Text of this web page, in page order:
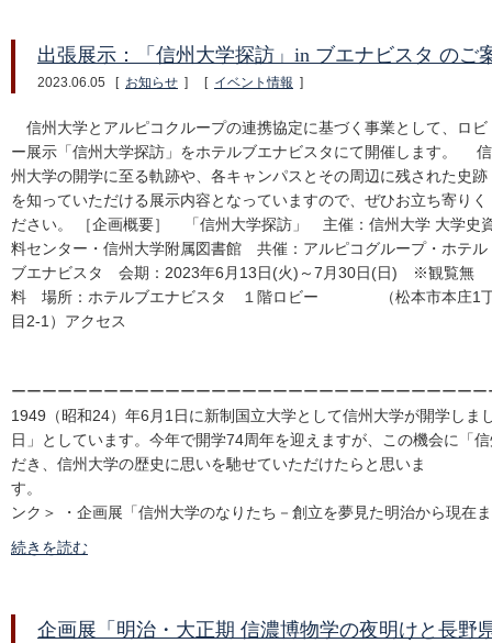
出張展示：「信州大学探訪」in ブエナビスタ のご
2023.06.05 [ お知らせ ] [ イベント情報 ]
信州大学とアルピコクループの連携協定に基づく事業として、ロビ
ー展示「信州大学探訪」をホテルブエナビスタにて開催します。 信
州大学の開学に至る軌跡や、各キャンパスとその周辺に残された史跡
を知っていただける展示内容となっていますので、ぜひお立ち寄りく
ださい。 ［企画概要］ 「信州大学探訪」 主催：信州大学 大学史
料センター・信州大学附属図書館 共催：アルピコグループ・ホテル
ブエナビスタ 会期：2023年6月13日(火)～7月30日(日) ※観覧無
料 場所：ホテルブエナビスタ １階ロビー （松本市本庄1
目2-1）アクセス
ーーーーーーーーーーーーーーーーーーーーーーーーーーーーー
1949（昭和24）年6月1日に新制国立大学として信州大学が開学しま
日」としています。今年で開学74周年を迎えますが、この機会に「
だき、信州大学の歴史に思いを馳せていただけたらと思いま
す。 ＜
ンク＞ ・企画展「信州大学のなりたち－創立を夢見た明治から現在
続きを読む
企画展「明治・大正期 信濃博物学の夜明けと長野